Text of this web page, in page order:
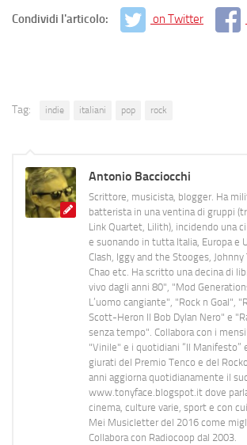
Condividi l'articolo: on Twitter
Tag: indie italiani pop rock
Antonio Bacciocchi
Scrittore, musicista, blogger. Ha
batterista in una ventina di gruppi
Link Quartet, Lilith), incidendo una
e suonando in tutta Italia, Europa e
Clash, Iggy and the Stooges,
Chao etc. Ha scritto una decina di
vivo dagli anni 80", "Mod
L’uomo cangiante", "Rock n Goal",
Scott-Heron Il Bob Dylan Nero" e
senza tempo". Collabora con i
"Vinile" e i quotidiani “Il Manifesto”
giurati del Premio Tenco e del
anni aggiorna quotidianamente il
www.tonyface.blogspot.it dove
cinema, culture varie, sport e con
Mei Musicletter del 2016 come
Collabora con Radiocoop dal 2003.